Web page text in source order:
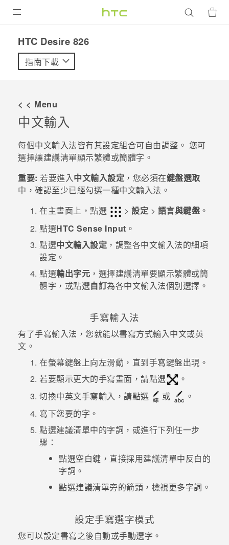
VIVE
配件
優惠專區
焦點訊息
銷售門市
VIVELAND
HTC Desire 826‎
指南下載
< < Menu
中文輸入
每個中文輸入法皆有其設定組合可自由調整。 您可
選擇讓建議清單顯示繁體或簡體字。
重要: 若要進入中文輸入設定 ，您必須在鍵盤選取
中，確認至少已經勾選一種中文輸入法。
在主畫面上，點選
> 設定 > 語言與鍵盤 。
點選HTC Sense Input 。
點選中文輸入設定 ，調整各中文輸入法的細項
設定。
點選輸出字元 ，選擇建議清單要顯示繁體或簡
體字，或點選自訂為各中文輸入法個別選擇。
手寫輸入法
有了手寫輸入法，您就能以書寫方式輸入中文或英
文。
在螢幕鍵盤上向左滑動，直到手寫鍵盤出現。
若要顯示更大的手寫畫面，請點選
。
切換中英文手寫輸入，請點選
或
。
寫下您要的字。
點選建議清單中的字詞，或進行下列任一步
驟：
點選空白鍵，直接採用建議清單中反白的
字詞。
點選建議清單旁的箭頭，檢視更多字詞。
設定手寫選字模式
您可以設定書寫之後自動或手動選字。